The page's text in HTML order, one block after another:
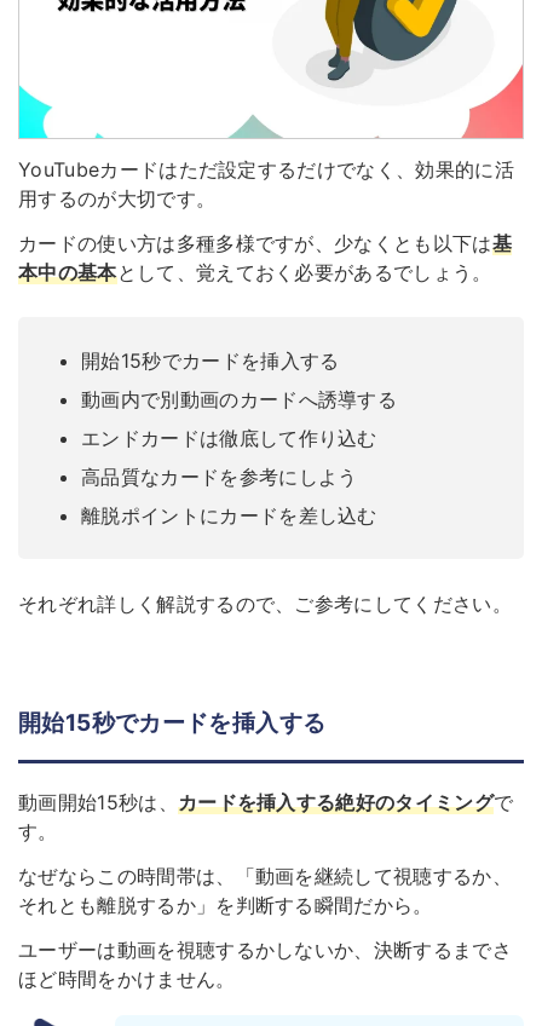
YouTubeカードはただ設定するだけでなく、効果的に活
用するのが大切です。
カードの使い方は多種多様ですが、少なくとも以下は基
本中の基本として、覚えておく必要があるでしょう。
開始15秒でカードを挿入する
動画内で別動画のカードへ誘導する
エンドカードは徹底して作り込む
高品質なカードを参考にしよう
離脱ポイントにカードを差し込む
それぞれ詳しく解説するので、ご参考にしてください。
開始15秒でカードを挿入する
動画開始15秒は、 カードを挿入する絶好のタイミングで
す。
なぜならこの時間帯は、「動画を継続して視聴するか、
それとも離脱するか」を判断する瞬間だから。
ユーザーは動画を視聴するかしないか、決断するまでさ
ほど時間をかけません。